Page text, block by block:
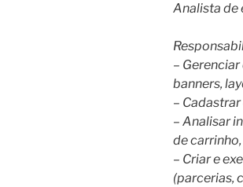
Analista de
–
banners,
–
– Analisar
de
– Criar e
(parcerias,